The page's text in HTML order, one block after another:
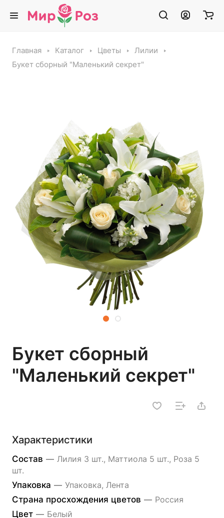
Главная Каталог Цветы
Лилии
Букет сборный "Маленький секрет"
Букет сборный
"Маленький секрет"
Характеристики
Состав — Лилия 3 шт., Маттиола 5 шт., Роза 5
шт.
Упаковка — Упаковка, Лента
Страна просхождения цветов — Россия
Цвет — Белый